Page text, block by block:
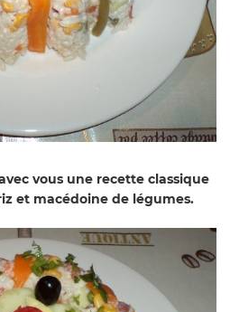
vous une recette classique
et macédoine de légumes.